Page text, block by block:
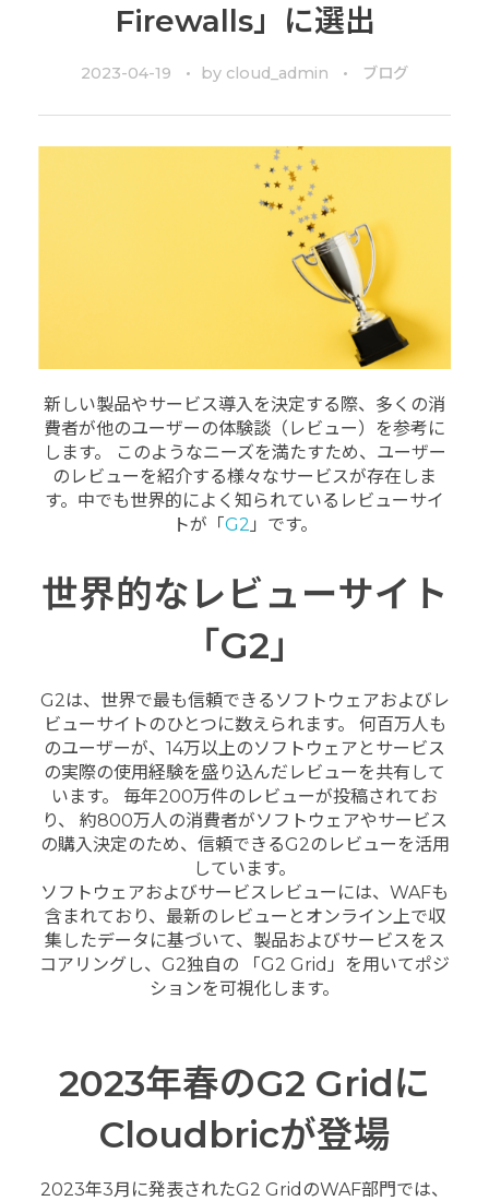
Firewalls」に選出
2023-04-19 by cloud_admin ブログ
新しい製品やサービス導入を決定する際、多くの消
費者が他のユーザーの体験談（レビュー）を参考に
します。 このようなニーズを満たすため、ユーザー
のレビューを紹介する様々なサービスが存在しま
す。中でも世界的によく知られているレビューサイ
トが「G2 」です。
世界的なレビューサイト
「G2」
G2は、世界で最も信頼できるソフトウェアおよびレ
ビューサイトのひとつに数えられます。 何百万人も
のユーザーが、14万以上のソフトウェアとサービス
の実際の使用経験を盛り込んだレビューを共有して
います。 毎年200万件のレビューが投稿されてお
り、 約800万人の消費者がソフトウェアやサービス
の購入決定のため、信頼できるG2のレビューを活用
しています。
ソフトウェアおよびサービスレビューには、WAFも
含まれており、最新のレビューとオンライン上で収
集したデータに基づいて、製品およびサービスをス
コアリングし、G2独自の 「G2 Grid」を用いてポジ
ションを可視化します。
2023年春のG2 Gridに
Cloudbricが登場
2023年3月に発表されたG2 GridのWAF部門では、